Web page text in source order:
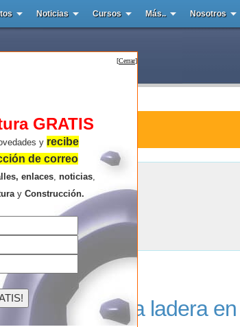
Noticias Cursos Más.. Nosotros
1815
Head 1815
Resultados de la búsqueda .
Casa en la ladera
[Cerrar]
GRATIS
y recibe
de correo
enlaces, noticias,
y Construcción.